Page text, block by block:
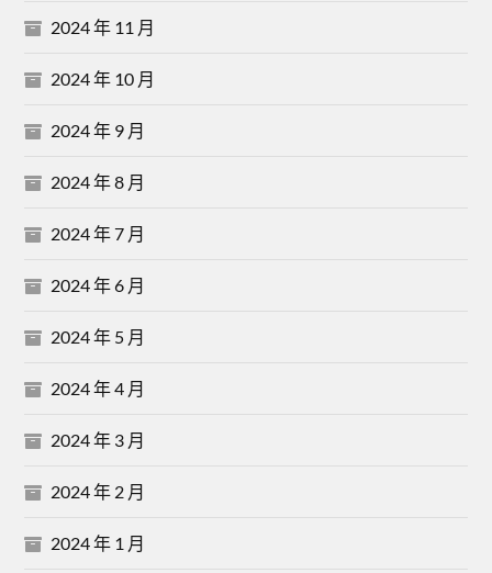
2024 年 11 月
2024 年 10 月
2024 年 9 月
2024 年 8 月
2024 年 7 月
2024 年 6 月
2024 年 5 月
2024 年 4 月
2024 年 3 月
2024 年 2 月
2024 年 1 月